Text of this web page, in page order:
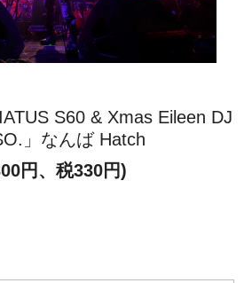
S60 & Xmas Eileen DJ
」なんば Hatch
円、税330円)